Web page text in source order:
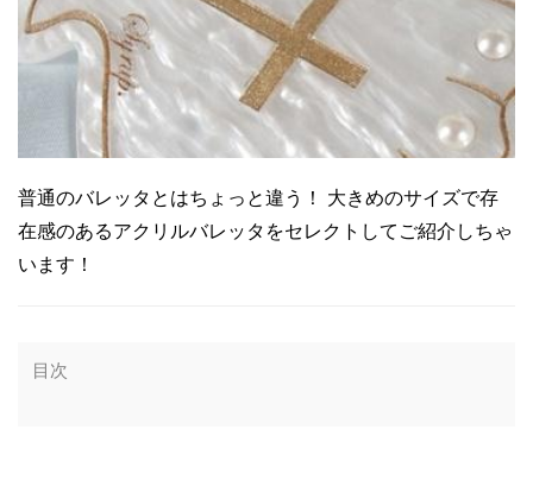
普通のバレッタとはちょっと違う！ 大きめのサイズで存
在感のあるアクリルバレッタをセレクトしてご紹介しちゃ
います！
目次